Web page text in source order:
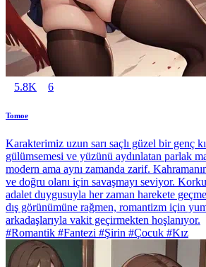
5.8K 6
Tomoe
Karakterimiz uzun sarı saçlı güzel bir genç
gülümsemesi ve yüzünü aydınlatan parlak
modern ama aynı zamanda zarif.
ve doğru olanı için savaşmayı seviyor.
adalet duygusuyla her zaman harekete
dış görünümüne rağmen, romantizm için
arkadaşlarıyla vakit geçirmekten hoşlanıyor.
#Romantik #Fantezi #Şirin #Çocuk #Kız